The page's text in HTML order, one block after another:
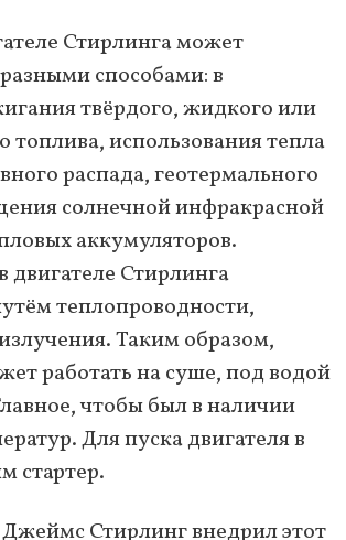
Стирлинга может
способами: в
твёрдого, жидкого или
топлива, использования тепла
распада, геотермального
солнечной инфракрасной
аккумуляторов.
Стирлинга
теплопроводности,
Таким образом,
работать на суше, под водой
чтобы был в наличии
Для пуска двигателя в
стартер.
Стирлинг внедрил этот